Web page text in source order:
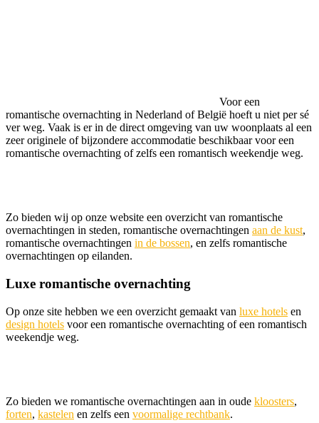
Voor een
romantische overnachting in Nederland of België hoeft u niet per sé
ver weg. Vaak is er in de direct omgeving van uw woonplaats al een
zeer originele of bijzondere accommodatie beschikbaar voor een
romantische overnachting of zelfs een romantisch weekendje weg.
Zo bieden wij op onze website een overzicht van romantische
overnachtingen in steden, romantische overnachtingen aan de kust,
romantische overnachtingen in de bossen, en zelfs romantische
overnachtingen op eilanden.
Luxe romantische overnachting
Op onze site hebben we een overzicht gemaakt van luxe hotels en
design hotels voor een romantische overnachting of een romantisch
weekendje weg.
Zo bieden we romantische overnachtingen aan in oude kloosters,
forten, kastelen en zelfs een voormalige rechtbank.